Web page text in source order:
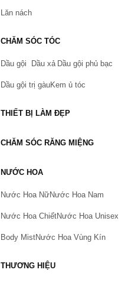
Lăn nách
CHĂM SÓC TÓC
Dầu gội Dầu xả Dầu gội phủ bạc
Dầu gội trị gàuKem ủ tóc
THIẾT BỊ LÀM ĐẸP
CHĂM SÓC RĂNG MIỆNG
NƯỚC HOA
Nước Hoa NữNước Hoa Nam
Nước Hoa ChiếtNước Hoa Unisex
Body MistNước Hoa Vùng Kín
THƯƠNG HIỆU